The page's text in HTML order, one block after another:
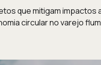
que mitigam impactos
circular no varejo